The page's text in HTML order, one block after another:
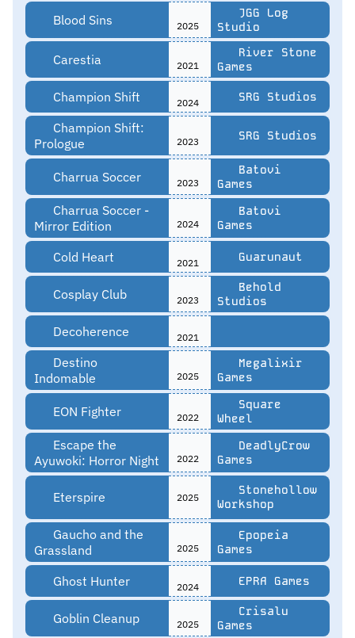
Blood Sins 2025
JGG Log
Studio
Carestia 2021
River Stone
Games
Champion Shift 2024 SRG Studios
Champion Shift:
Prologue
2023 SRG Studios
Charrua Soccer 2023
Batovi
Games
Charrua Soccer -
Mirror Edition
2024
Batovi
Games
Cold Heart 2021 Guarunaut
Cosplay Club 2023
Behold
Studios
Decoherence 2021
Destino
Indomable
2025
Megalixir
Games
EON Fighter 2022
Square
Wheel
Escape the
Ayuwoki: Horror Night
2022
DeadlyCrow
Games
Eterspire 2025
Stonehollow
Workshop
Gaucho and the
Grassland
2025
Epopeia
Games
Ghost Hunter 2024 EPRA Games
Goblin Cleanup 2025
Crisalu
Games